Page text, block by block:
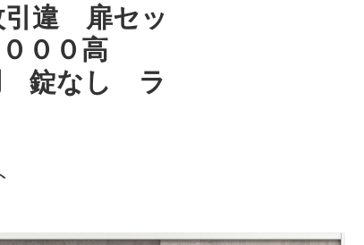
違 扉セッ
００高
錠なし ラ